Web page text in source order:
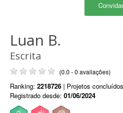
Convidar
Luan B.
Escrita
(0.0 - 0 avaliações)
Ranking: 2218726 | Projetos
Registrado desde: 01/06/2024